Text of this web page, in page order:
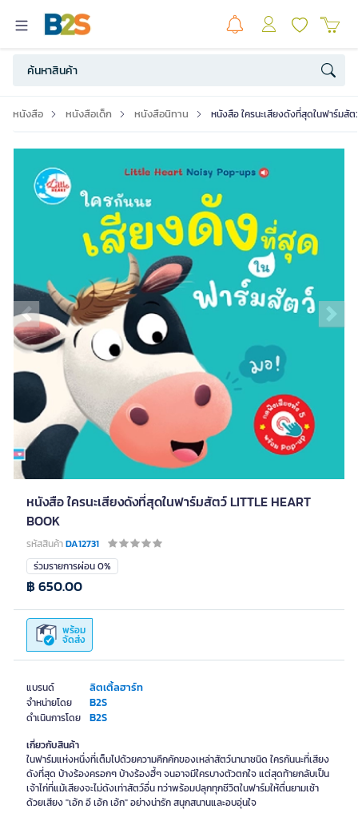
หนังสือ หนังสือเด็ก หนังสือนิทาน หนังสือ ใครนะเสียงดังที่สุดในฟาร์มสัต
Previous slide
หนังสือ ใครนะเสียงดังที่สุดในฟาร์มสัตว์ LITTLE HEART
BOOK
รหัสสินค้าDA12731
แบรนด์ ลิตเติ้ลฮาร์ท
จำหน่ายโดย B2S
ดำเนินการโดย B2S
ร่วมรายการผ่อน 0%
พร้อม
จัดส่ง
฿ 650.00
เกี่ยวกับสินค้า
ในฟาร์มแห่งหนึ่งที่เต็มไปด้วยความคึกคักของเหล่าสัตว์นานาชนิด ใครกันนะที่เสียง
ดังที่สุด บ้างร้องครอกๆ บ้างร้องฮี้ๆ จนอาจมีใครบางตัวตกใจ แต่สุดท้ายกลับเป็น
เจ้าไก่ที่แม้เสียงจะไม่ดังเท่าสัตว์อื่น ทว่าพร้อมปลุกทุกชีวิตในฟาร์มให้ตื่นยามเช้า
ด้วยเสียง "เอ้ก อี เอ้ก เอ้ก" อย่างน่ารัก สนุกสนานและอบอุ่นใจ